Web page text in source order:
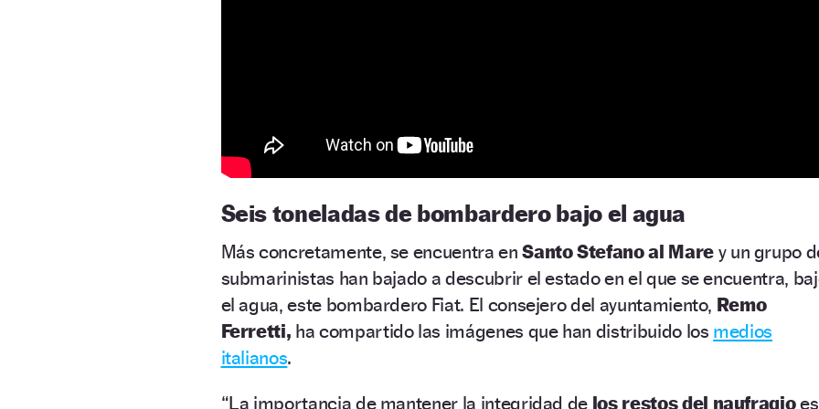
Seis toneladas de bombardero bajo el agua
Más concretamente, se encuentra enSanto Stefano al Marey un grupo
submarinistas han bajado a descubrir el estado en el que se encuentra,
el agua, este bombardero Fiat. El consejero del ayuntamiento, Remo
Ferretti, ha compartido las imágenes que han distribuido los medios
italianos.
“La importancia de mantener la integridad de los restos del naufragioes